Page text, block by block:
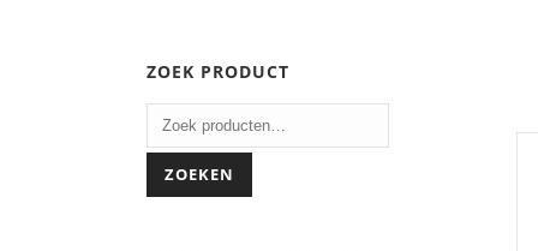
ZOEK PRODUCT
ZOEKEN